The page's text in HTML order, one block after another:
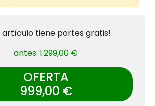
artículo tiene portes gratis!
antes: 1.299,00 €
OFERTA
999,00 €